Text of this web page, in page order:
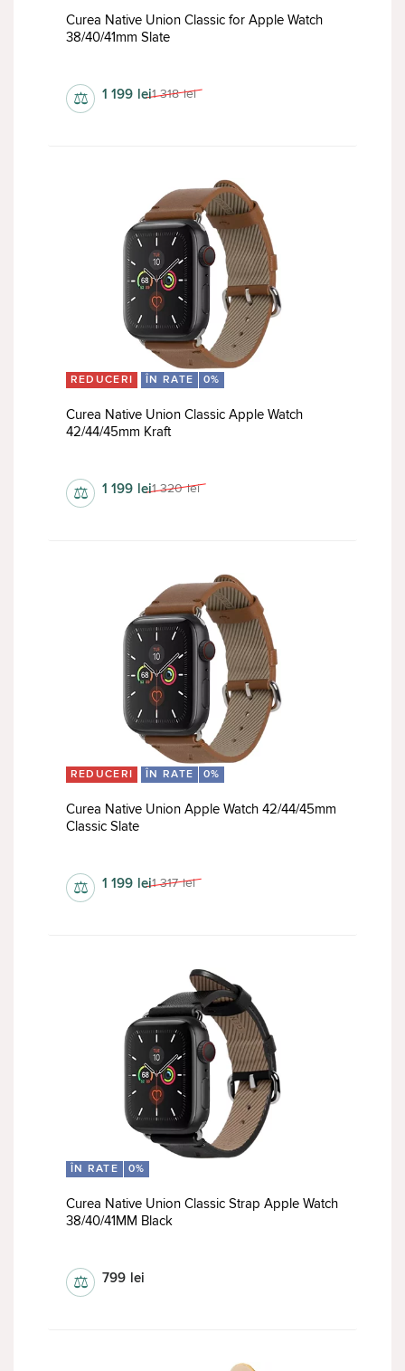
Curea Native Union Classic for Apple Watch
38/40/41mm Slate
curele 1 318 lei
1 199 lei
⚖
REDUCERI ÎN RATE 0%
Curea Native Union Classic Apple Watch
42/44/45mm Kraft
curele 1 320 lei
1 199 lei
⚖
REDUCERI ÎN RATE 0%
Curea Native Union Apple Watch 42/44/45mm
Classic Slate
curele 1 317 lei
1 199 lei
⚖
ÎN RATE 0%
Curea Native Union Classic Strap Apple Watch
38/40/41MM Black
curele 799 lei
⚖